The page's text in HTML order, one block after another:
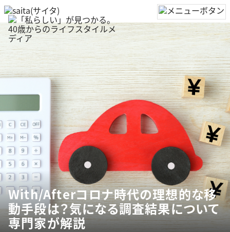
With/Afterコロナ時代の理想的な移
動手段は？気になる調査結果について
専門家が解説